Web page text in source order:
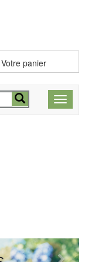
Votre panier
Toggle